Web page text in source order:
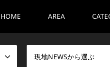
HOME AREA
現地NEWSから選ぶ